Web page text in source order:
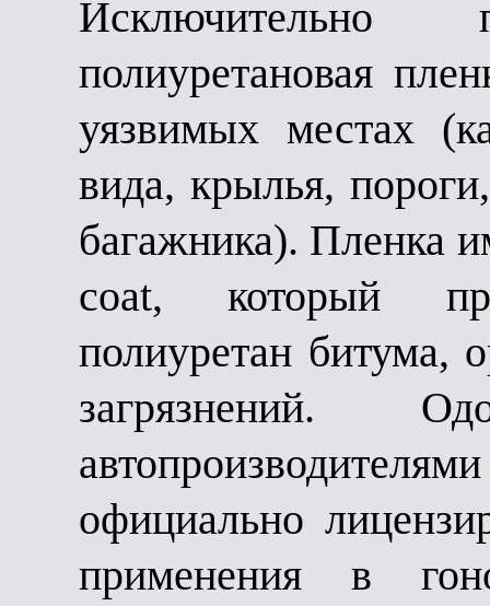
Исключительно
полиуретановая
уязвимых местах
вида, крылья,
багажника). Пленка
coat, который
полиуретан битума,
загрязнений.
официально
применения в